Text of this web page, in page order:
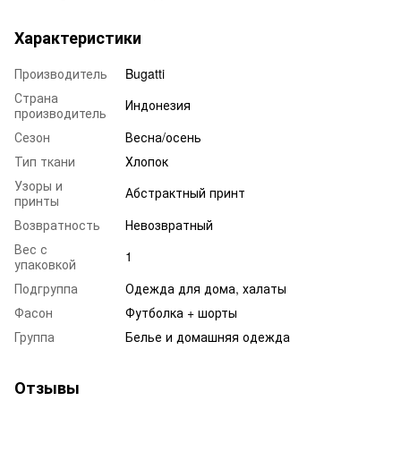
Характеристики
Производитель
Bugatti
Страна
производитель
Индонезия
Сезон
Весна/осень
Тип ткани
Хлопок
Узоры и
принты
Абстрактный принт
Возвратность
Невозвратный
Вес с
упаковкой
1
Подгруппа
Одежда для дома, халаты
Фасон
Футболка + шорты
Группа
Белье и домашняя одежда
Отзывы